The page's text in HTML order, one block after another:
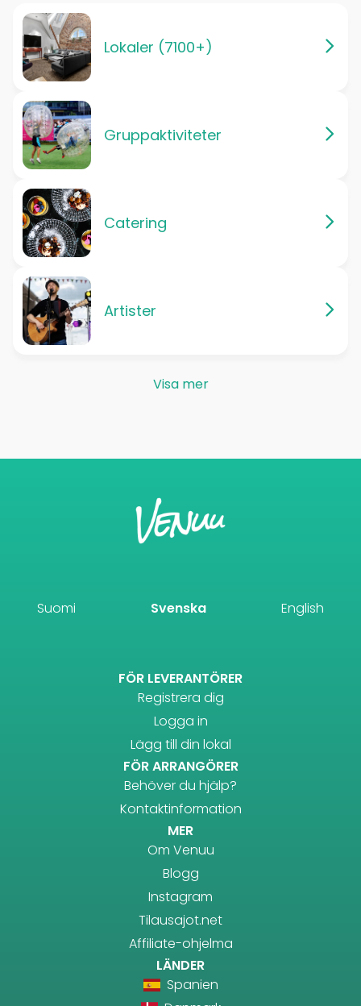
Lokaler (7100+)
Gruppaktiviteter
Catering
Artister
Visa mer
Suomi Svenska English
FÖR LEVERANTÖRER
Registrera dig
Logga in
Lägg till din lokal
FÖR ARRANGÖRER
Behöver du hjälp?
Kontaktinformation
MER
Om Venuu
Blogg
Instagram
Tilausajot.net
Affiliate-ohjelma
LÄNDER
Spanien